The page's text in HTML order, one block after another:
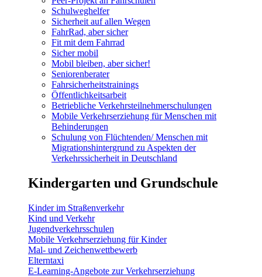
Schulweghelfer
Sicherheit auf allen Wegen
FahrRad, aber sicher
Fit mit dem Fahrrad
Sicher mobil
Mobil bleiben, aber sicher!
Seniorenberater
Fahrsicherheitstrainings
Öffentlichkeitsarbeit
Betriebliche Verkehrsteilnehmerschulungen
Mobile Verkehrserziehung für Menschen mit
Behinderungen
Schulung von Flüchtenden/ Menschen mit
Migrationshintergrund zu Aspekten der
Verkehrssicherheit in Deutschland
Kindergarten und Grundschule
Kinder im Straßenverkehr
Kind und Verkehr
Jugendverkehrsschulen
Mobile Verkehrserziehung für Kinder
Mal- und Zeichenwettbewerb
Elterntaxi
E-Learning-Angebote zur Verkehrserziehung